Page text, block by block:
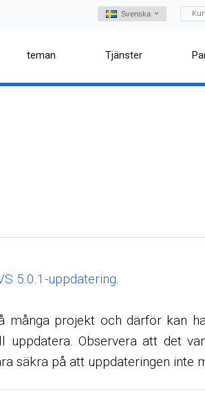
Svenska
teman Tjänster
5.0.1-uppdatering.
många projekt och därför kan
Observera att det
säkra på att uppdateringen inte